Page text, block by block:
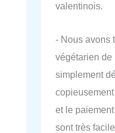
valentinois.
- Nous avons
végétarien de
simplement
et le
sont très